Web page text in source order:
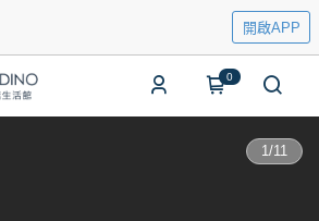
開啟APP
0
1/11